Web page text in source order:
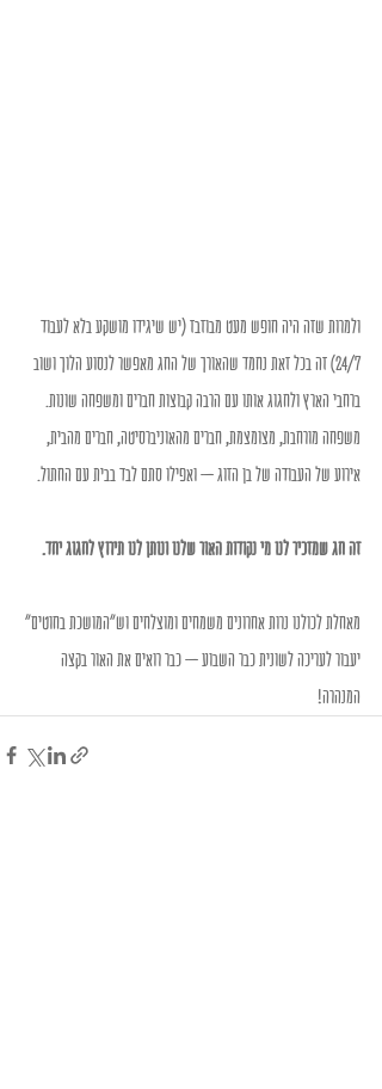
ולמרות שזה היה חופש מעט מבוזבז (יש שיגידו מושקע בלא לעבוד
24/7) זה בכל זאת נחמד שהאורך של החג מאפשר לנסוע הלוך ושוב
ברחבי הארץ ולחגוג אותו עם הרבה קבוצות חברים ומשפחה שונות.
משפחה מורחבת, מצומצמת, חברים מהאוניברסיטה, חברים מהבית,
אירוע של העבודה של בן הזוג – ואפילו סתם לבד בבית עם החתול.
זה חג שמזכיר לנו מי נקודות האור שלנו ונותן לנו תירוץ לחגוג יחד.
מאחלת לכולנו נרות אחרונים משמחים ומוצלחים וש"המושכת בחוטים"
יעבור לעריכה לשונית כבר השבוע – כבר רואים את האור בקצה
המנהרה!